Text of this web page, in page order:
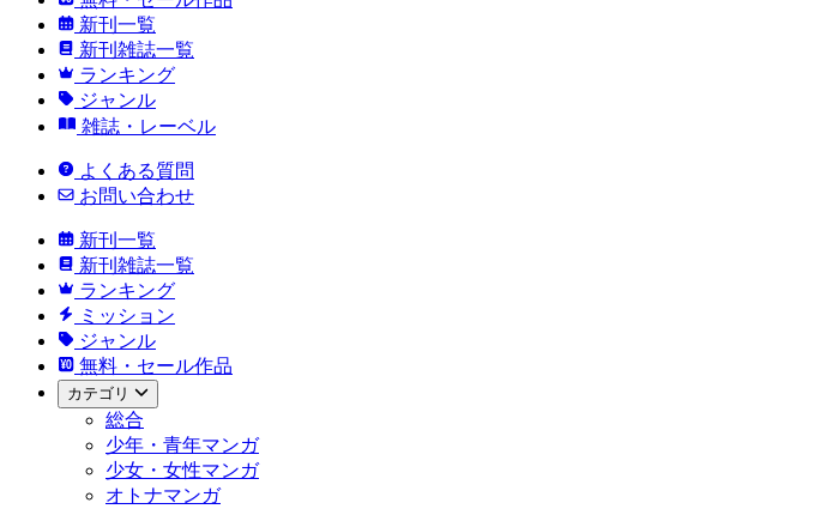
新刊一覧
新刊雑誌一覧
ランキング
ジャンル
雑誌・レーベル
よくある質問
お問い合わせ
新刊一覧
新刊雑誌一覧
ランキング
ミッション
ジャンル
無料・セール作品
カテゴリ
総合
少年・青年マンガ
少女・女性マンガ
オトナマンガ